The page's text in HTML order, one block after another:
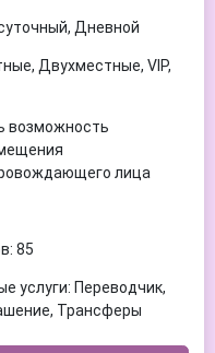
Дневной
Двухместные, VIP,
возможность
лица
85
услуги: Переводчик,
Трансферы